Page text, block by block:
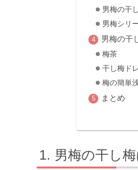
男梅の干
男梅シリ
男梅の干
梅茶
干し梅ド
梅の簡単
まとめ
男梅の干し